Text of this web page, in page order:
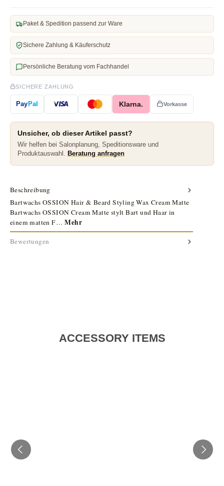
Paket & Spedition passend zur Ware
Sichere Zahlung & Käuferschutz
Persönliche Beratung vom Fachhandel
SICHERE ZAHLUNG
PayPal Klarna. Vorkasse
Unsicher, ob dieser Artikel passt?
Wir helfen bei Salonplanung, Speditionsware und
Produktauswahl.
Beratung anfragen
Beschreibung
Bartwachs OSSION Hair & Beard Styling Wax Cream Matte
Bartwachs OSSION Cream Matte stylt Bart und Haar in
einem matten F…Mehr
Bewertungen
ACCESSORY ITEMS